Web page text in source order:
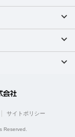
サイトポリシー
Reserved.